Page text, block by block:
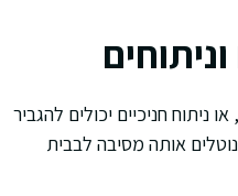
חניכיים יכולים להגביר
אותה מסיבה לבבית